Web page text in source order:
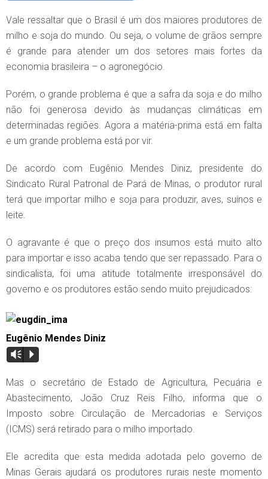
Vale ressaltar que o Brasil é um dos maiores produtores de
milho e soja do mundo. Ou seja, o volume de grãos sempre
é grande para atender um dos setores mais fortes da
economia brasileira – o agronegócio.
Porém, o grande problema é que a safra da soja e do milho
não foi generosa devido às mudanças climáticas em
determinadas regiões. Agora a matéria-prima está em falta
e um grande problema está por vir.
De acordo com Eugênio Mendes Diniz, presidente do
Sindicato Rural Patronal de Pará de Minas, o produtor rural
terá que importar milho e soja para produzir, aves, suínos e
leite.
O agravante é que o preço dos insumos está muito alto
para importar e isso acaba tendo que ser repassado. Para o
sindicalista, foi uma atitude totalmente irresponsável do
governo e os produtores estão sendo muito prejudicados:
Eugênio Mendes Diniz
Vm P
Mas o secretário de Estado de Agricultura, Pecuária e
Abastecimento, João Cruz Reis Filho, informa que o
Imposto sobre Circulação de Mercadorias e Serviços
(ICMS) será retirado para o milho importado.
Ele acredita que esta medida adotada pelo governo de
Minas Gerais ajudará os produtores rurais neste momento